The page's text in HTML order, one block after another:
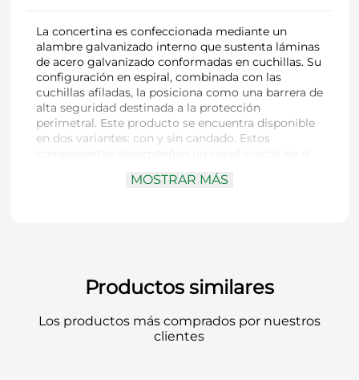
La concertina es confeccionada mediante un
alambre galvanizado interno que sustenta láminas
de acero galvanizado conformadas en cuchillas. Su
configuración en espiral, combinada con las
cuchillas afiladas, la posiciona como una barrera de
alta seguridad destinada a la protección
perimetral. Este producto se encuentra disponible
en dos variantes: con y sin candado. Estos
componentes desempeñan un papel crucial en el
especificados, asegurando así un funcionamiento
estadios, residencias, conjuntos residenciales,
instalaciones industriales, almacenes, torres de alta
penitenciarios, pasarelas y recintos militares.
MOSTRAR MÁS
Productos similares
Los productos más comprados por nuestros
clientes